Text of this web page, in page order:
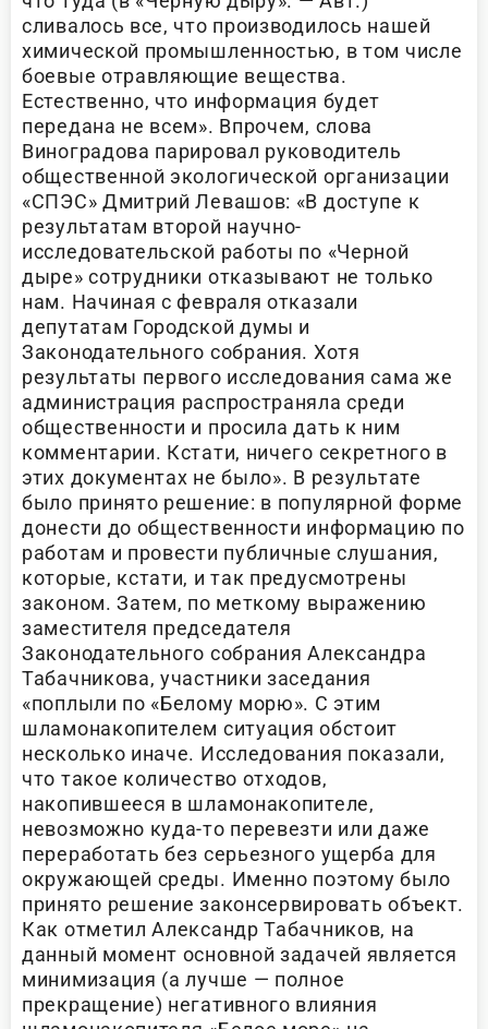
сливалось все, что производилось нашей
химической промышленностью, в том числе
боевые отравляющие вещества.
Естественно, что информация будет
передана не всем». Впрочем, слова
Виноградова парировал руководитель
общественной экологической организации
«СПЭС» Дмитрий Левашов: «В доступе к
результатам второй научно-
исследовательской работы по «Черной
дыре» сотрудники отказывают не только
нам. Начиная с февраля отказали
депутатам Городской думы и
Законодательного собрания. Хотя
результаты первого исследования сама же
администрация распространяла среди
общественности и просила дать к ним
комментарии. Кстати, ничего секретного в
этих документах не было». В результате
было принято решение: в популярной форме
донести до общественности информацию по
работам и провести публичные слушания,
которые, кстати, и так предусмотрены
законом. Затем, по меткому выражению
заместителя председателя
Законодательного собрания Александра
Табачникова, участники заседания
«поплыли по «Белому морю». С этим
шламонакопителем ситуация обстоит
несколько иначе. Исследования показали,
что такое количество отходов,
накопившееся в шламонакопителе,
невозможно куда-то перевезти или даже
переработать без серьезного ущерба для
окружающей среды. Именно поэтому было
принято решение законсервировать объект.
Как отметил Александр Табачников, на
данный момент основной задачей является
минимизация (а лучше — полное
прекращение) негативного влияния